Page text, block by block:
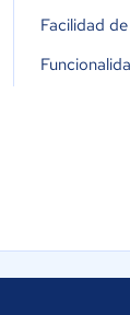
Facilidad